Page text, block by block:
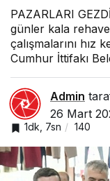
PAZARLARI
günler kala
çalışmalarını hız
Cumhur İttifakı
Admin
26 Mart
1dk, 7sn 140